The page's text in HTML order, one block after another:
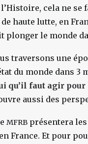
cela ne
haute lutte, en
plonger le monde
traversons une
du monde dans 3
qu’il faut agir
aussi des
MFRB présentera
France. Et pour